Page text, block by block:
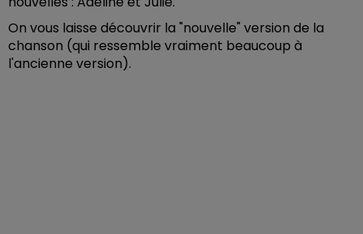
On vous laisse découvrir la "nouvelle" version de la
chanson (qui ressemble vraiment beaucoup à
l'ancienne version).